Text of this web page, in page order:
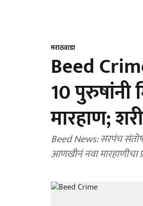
मराठवाडा
Beed
10
मारहाण;
Beed News: सरपंच
आणखीनं नवा मारहाणीचा